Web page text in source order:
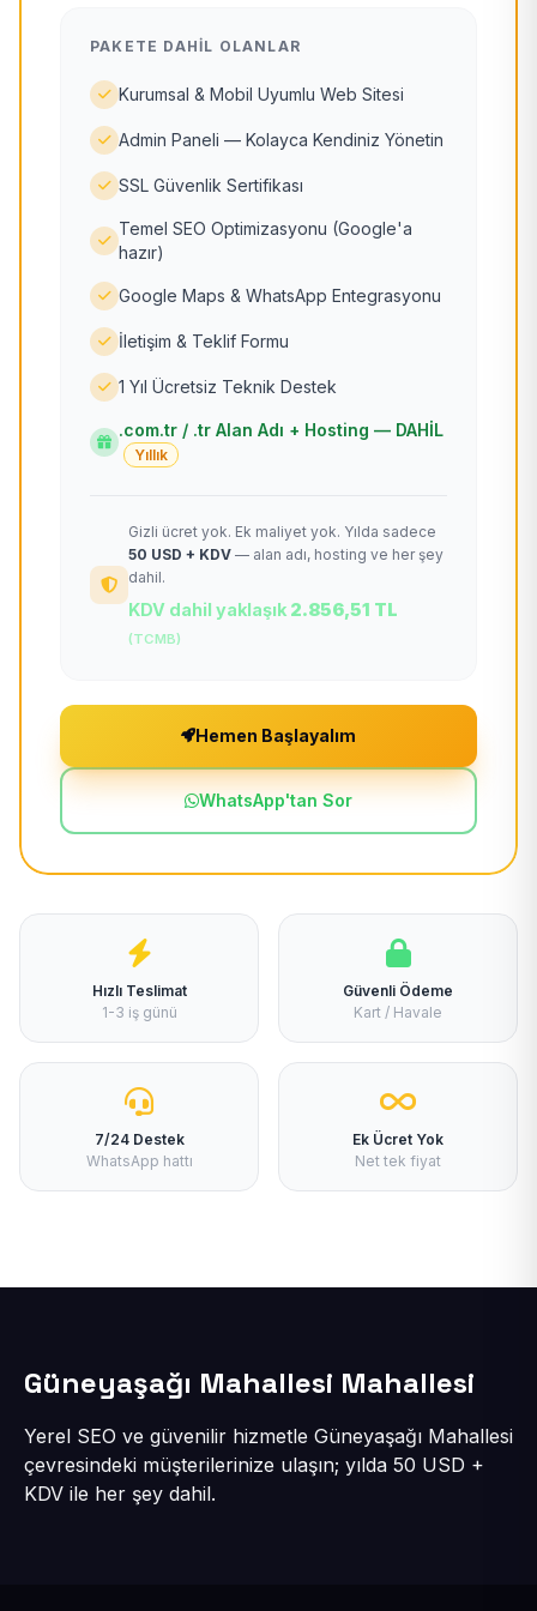
PAKETE DAHIL OLANLAR
Kurumsal & Mobil Uyumlu Web Sitesi
Admin Paneli — Kolayca Kendiniz Yönetin
SSL Güvenlik Sertifikası
Temel SEO Optimizasyonu (Google'a
hazır)
Google Maps & WhatsApp Entegrasyonu
İletişim & Teklif Formu
1 Yıl Ücretsiz Teknik Destek
.com.tr / .tr Alan Adı + Hosting — DAHİL
Yıllık
Gizli ücret yok. Ek maliyet yok. Yılda sadece
50 USD + KDV — alan adı, hosting ve her şey
dahil.
KDV dahil yaklaşık 2.856,51 TL
(TCMB)
Hemen Başlayalım
WhatsApp'tan Sor
Hızlı Teslimat
1-3 iş günü
Güvenli Ödeme
Kart / Havale
7/24 Destek
WhatsApp hattı
Ek Ücret Yok
Net tek fiyat
Güneyaşağı Mahallesi Mahallesi
Yerel SEO ve güvenilir hizmetle Güneyaşağı Mahallesi
çevresindeki müşterilerinize ulaşın; yılda 50 USD +
KDV ile her şey dahil.